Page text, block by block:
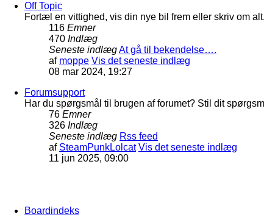
Off Topic
Fortæl en vittighed, vis din nye bil frem eller skriv om
116 Emner
470 Indlæg
Seneste indlægAt gå til bekendelse….
af moppe Vis det seneste indlæg
08 mar 2024, 19:27
Forumsupport
Har du spørgsmål til brugen af forumet? Stil dit
76 Emner
326 Indlæg
Seneste indlæg Rss feed
af SteamPunkLolcat Vis det seneste indlæg
11 jun 2025, 09:00
Boardindeks